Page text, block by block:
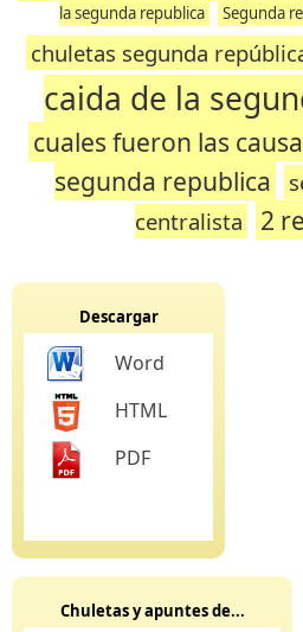
la segunda republica
Segunda
chuletas segunda
caida de la
cuales fueron las
segunda republica
centralista
2
Descargar
Word
HTML
PDF
Chuletas y apuntes de...